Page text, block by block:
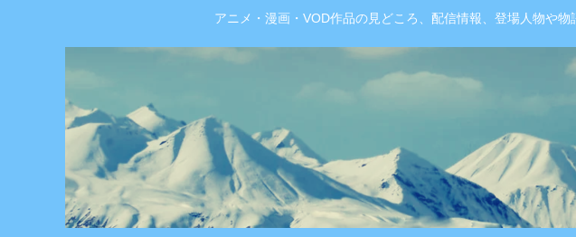
アニメ・漫画・VOD作品の見どころ、配信情報、登場人物や